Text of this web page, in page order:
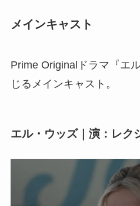
メインキャスト
Prime Originalドラマ『エ
じるメインキャスト。
エル・ウッズ｜演：レク